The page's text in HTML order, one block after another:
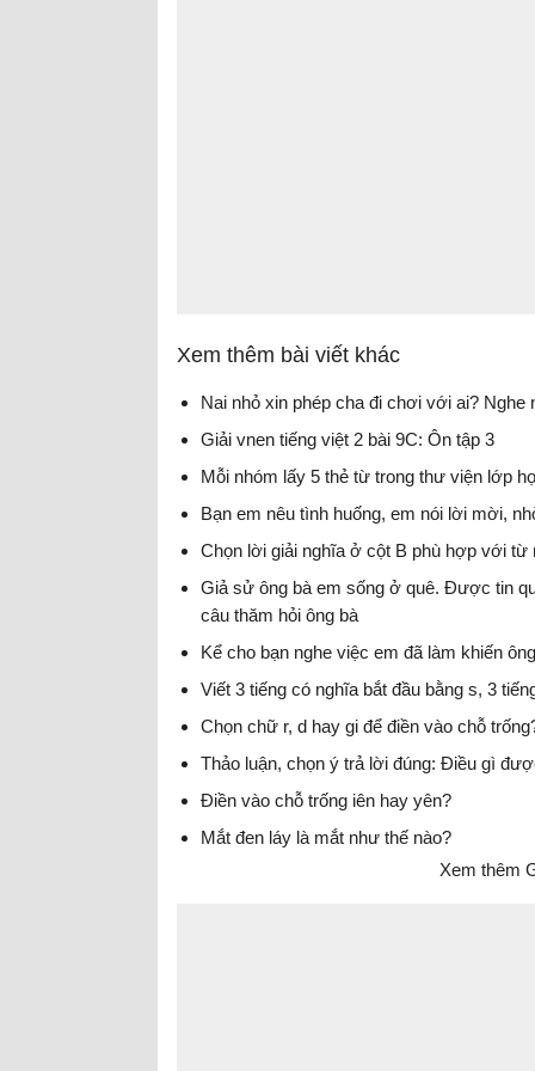
Xem thêm bài viết khác
Nai nhỏ xin phép cha đi chơi với ai? Nghe
Giải vnen tiếng việt 2 bài 9C: Ôn tập 3
Mỗi nhóm lấy 5 thẻ từ trong thư viện lớp
Bạn em nêu tình huống, em nói lời mời,
Chọn lời giải nghĩa ở cột B phù hợp với từ
Giả sử ông bà em sống ở quê. Được tin
câu thăm hỏi ông bà
Kể cho bạn nghe việc em đã làm khiến
Viết 3 tiếng có nghĩa bắt đầu bằng s, 3
Chọn chữ r, d hay gi để điền vào chỗ
Thảo luận, chọn ý trả lời đúng: Điều gì
Điền vào chỗ trống iên hay yên?
Mắt đen láy là mắt như thế nào?
Xem thêm